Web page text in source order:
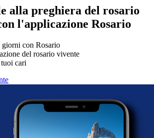
alla preghiera del rosario
l'applicazione Rosario
giorni con Rosario
del rosario vivente
cari